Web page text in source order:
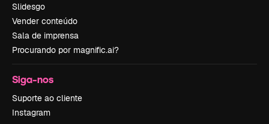
Slidesgo
Vender conteúdo
Sala de imprensa
Procurando por magnific.ai?
Siga-nos
Suporte ao cliente
Instagram